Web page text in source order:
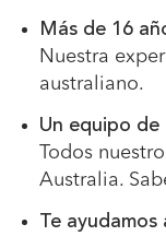
Más de 16
Nuestra
australiano.
Un equipo de
Todos
Australia.
Te